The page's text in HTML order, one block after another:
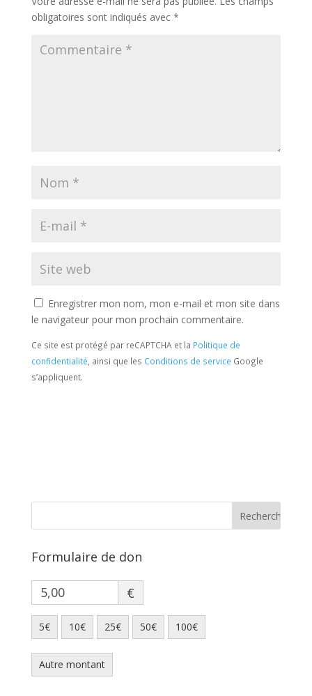
obligatoires sont indiqués avec *
Enregistrer mon nom, mon e-mail et mon site dans
le navigateur pour mon prochain commentaire.
Ce site est protégé par reCAPTCHA et la Politique de
confidentialité , ainsi que les Conditions de service Google
s’appliquent.
Formulaire de don
€
5€ 10€ 25€ 50€ 100€
Autre montant